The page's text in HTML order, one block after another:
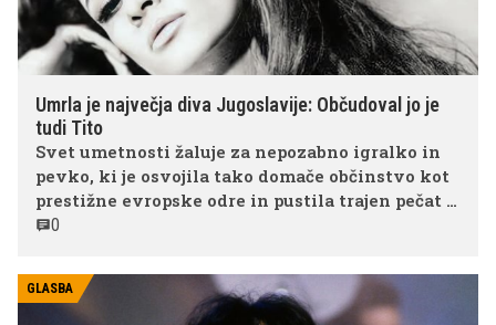
Umrla je največja diva Jugoslavije: Občudoval jo je
tudi Tito
Svet umetnosti žaluje za nepozabno igralko in
pevko, ki je osvojila tako domače občinstvo kot
prestižne evropske odre in pustila trajen pečat v
kulturni zgodovini.
0
GLASBA